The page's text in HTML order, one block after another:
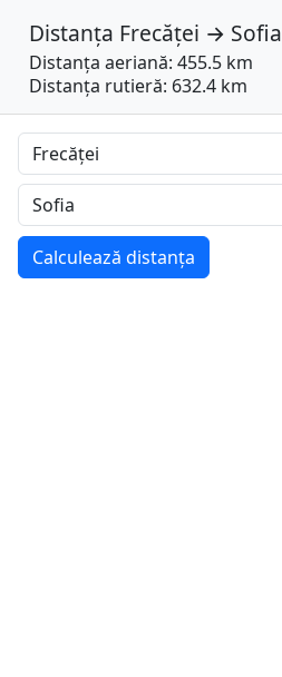
Distanța Frecăței → Sofia
Distanța aeriană: 455.5 km
Distanța rutieră: 632.4 km
Calculează distanța